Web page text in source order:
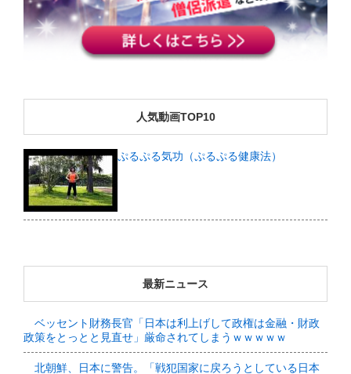
人気動画TOP10
ぷるぷる気功（ぷるぷる健康法）
最新ニュース
ベッセント財務長官「日本は利上げして政権は金融・財政
政策をとっとと見直せ」厳命されてしまうｗｗｗｗｗ
北朝鮮、日本に警告。「戦犯国家に戻ろうとしている日本